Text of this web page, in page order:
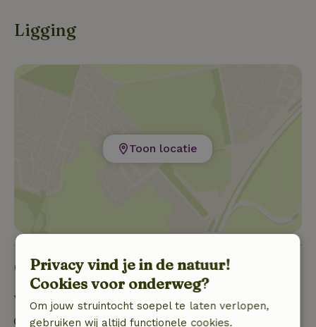
Ligging
Toon locatie
Goed om te weten
Verblijfdetails
Inchecken: 15:00- 22:00
Privacy vind je in de natuur!
Cookies voor onderweg?
Om jouw struintocht soepel te laten verlopen,
gebruiken wij altijd functionele cookies.